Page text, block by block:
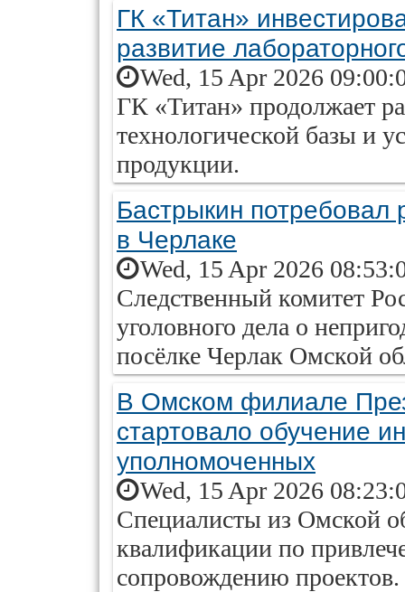
ГК «Титан»
развитие
Wed, 15 Apr 2026
ГК «Титан» продолжает
технологической базы и
продукции.
Бастрыкин потребовал
в Черлаке
Wed, 15 Apr 2026
Следственный комитет
уголовного дела о
посёлке Черлак Омской
В Омском филиале
стартовало обучение
уполномоченных
Wed, 15 Apr 2026
Специалисты из Омской
квалификации по
сопровождению проектов.